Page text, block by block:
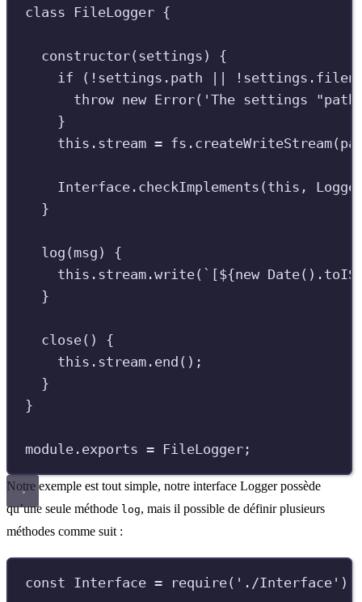
class FileLogger {
constructor( settings )
{
if
( ! settings . path ! settings .
throw new Error( 'The settings
}
this . stream = fs . createWriteStream(
Interface . checkImplements ( this ,
}
log ( msg )
{
this . stream .write( ` [${new Date() .
}
close()
{
this . stream . end () ;
}
}
module . exports = FileLogger ;
Notre exemple est tout simple, notre interface Logger possède
qu’une seule méthode log, mais il possible de définir plusieurs
méthodes comme suit :
const Interface = require( ' ./Interface ' )